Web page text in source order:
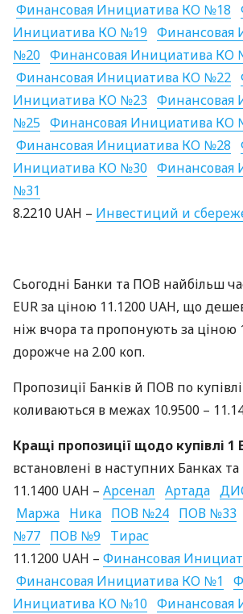
Финансовая Инициатива КО №18
Инициатива КО №19 Финансовая
№20 Финансовая Инициатива КО
Финансовая Инициатива КО №22
Инициатива КО №23 Финансовая
№25 Финансовая Инициатива КО
Финансовая Инициатива КО №28
Инициатива КО №30 Финансовая
№31
8.2210 UAH – Инвестиций и
Сьогодні Банки та ПОВ найбільш
EURза ціною 11.1200 UAH, що
ніж вчора та пропонують за ціною
дорожче на 2.00 коп.
Пропозиції Банків й ПОВ по
коливаються в межах 10.9500 –
Кращі пропозиції щодо купівлі 1
встановлені в наступних Банках та
11.1400 UAH – Арсенал Артада
Маржа Ника ПОВ №24 ПОВ №33
№77 ПОВ №9
Тирас
11.1200 UAH – Финансовая
Финансовая Инициатива КО №1
Инициатива КО №10 Финансовая